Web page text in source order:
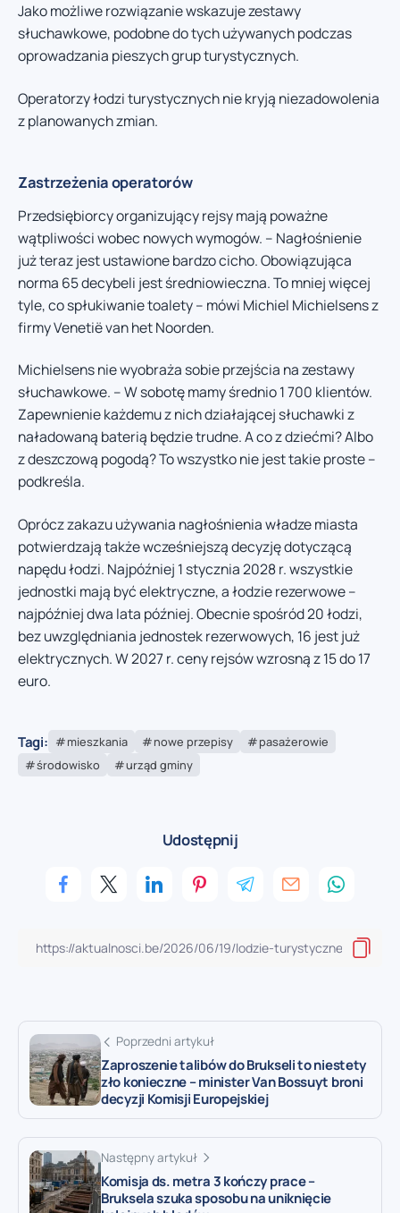
Jako możliwe rozwiązanie wskazuje zestawy
słuchawkowe, podobne do tych używanych podczas
oprowadzania pieszych grup turystycznych.
Operatorzy łodzi turystycznych nie kryją niezadowolenia
z planowanych zmian.
Zastrzeżenia operatorów
Przedsiębiorcy organizujący rejsy mają poważne
wątpliwości wobec nowych wymogów. – Nagłośnienie
już teraz jest ustawione bardzo cicho. Obowiązująca
norma 65 decybeli jest średniowieczna. To mniej więcej
tyle, co spłukiwanie toalety – mówi Michiel Michielsens z
firmy Venetië van het Noorden.
Michielsens nie wyobraża sobie przejścia na zestawy
słuchawkowe. – W sobotę mamy średnio 1 700 klientów.
Zapewnienie każdemu z nich działającej słuchawki z
naładowaną baterią będzie trudne. A co z dziećmi? Albo
z deszczową pogodą? To wszystko nie jest takie proste –
podkreśla.
Oprócz zakazu używania nagłośnienia władze miasta
potwierdzają także wcześniejszą decyzję dotyczącą
napędu łodzi. Najpóźniej 1 stycznia 2028 r. wszystkie
jednostki mają być elektryczne, a łodzie rezerwowe –
najpóźniej dwa lata później. Obecnie spośród 20 łodzi,
bez uwzględniania jednostek rezerwowych, 16 jest już
elektrycznych. W 2027 r. ceny rejsów wzrosną z 15 do 17
euro.
Tagi: mieszkania nowe przepisy
pasażerowie
środowisko
urząd gminy
Udostępnij
Poprzedni artykuł
Zaproszenie talibów do Brukseli to niestety
zło konieczne – minister Van Bossuyt broni
decyzji Komisji Europejskiej
Następny artykuł
Komisja ds. metra 3 kończy prace –
Bruksela szuka sposobu na uniknięcie